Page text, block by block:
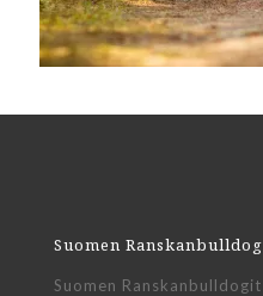
Suomen
Suomen